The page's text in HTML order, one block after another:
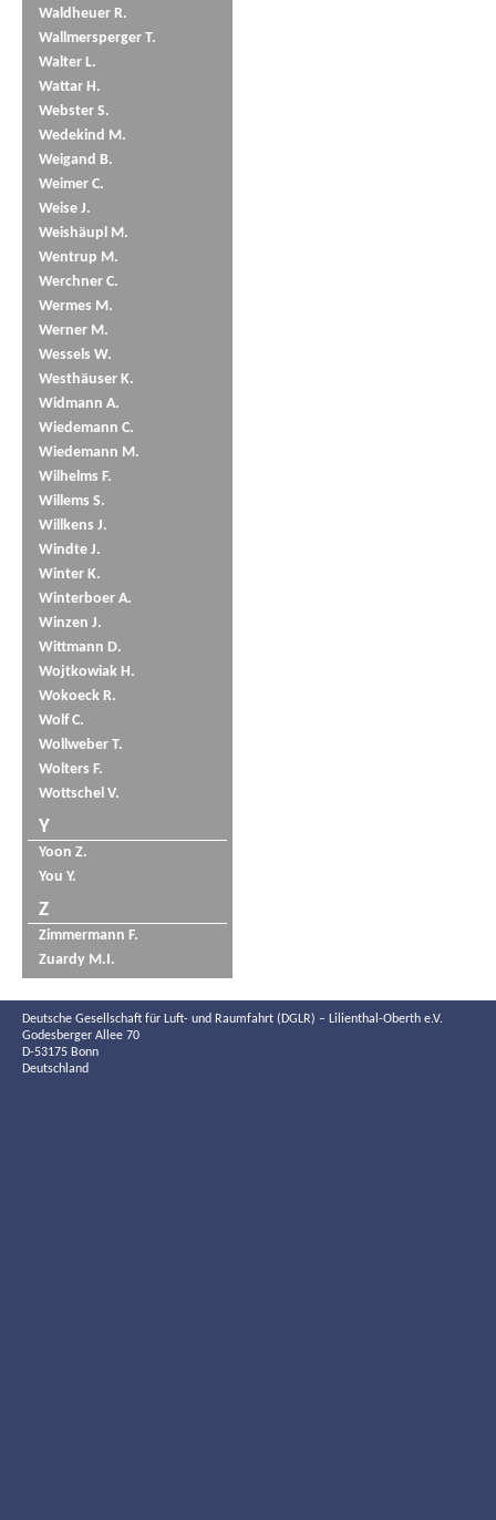
Waldheuer R.
Wallmersperger T.
Walter L.
Wattar H.
Webster S.
Wedekind M.
Weigand B.
Weimer C.
Weise J.
Weishäupl M.
Wentrup M.
Werchner C.
Wermes M.
Werner M.
Wessels W.
Westhäuser K.
Widmann A.
Wiedemann C.
Wiedemann M.
Wilhelms F.
Willems S.
Willkens J.
Windte J.
Winter K.
Winterboer A.
Winzen J.
Wittmann D.
Wojtkowiak H.
Wokoeck R.
Wolf C.
Wollweber T.
Wolters F.
Wottschel V.
Y
Yoon Z.
You Y.
Z
Zimmermann F.
Zuardy M.I.
Deutsche Gesellschaft für Luft- und Raumfahrt (DGLR) – Lilienthal-Oberth e.V.
Godesberger Allee 70
D-53175 Bonn
Deutschland